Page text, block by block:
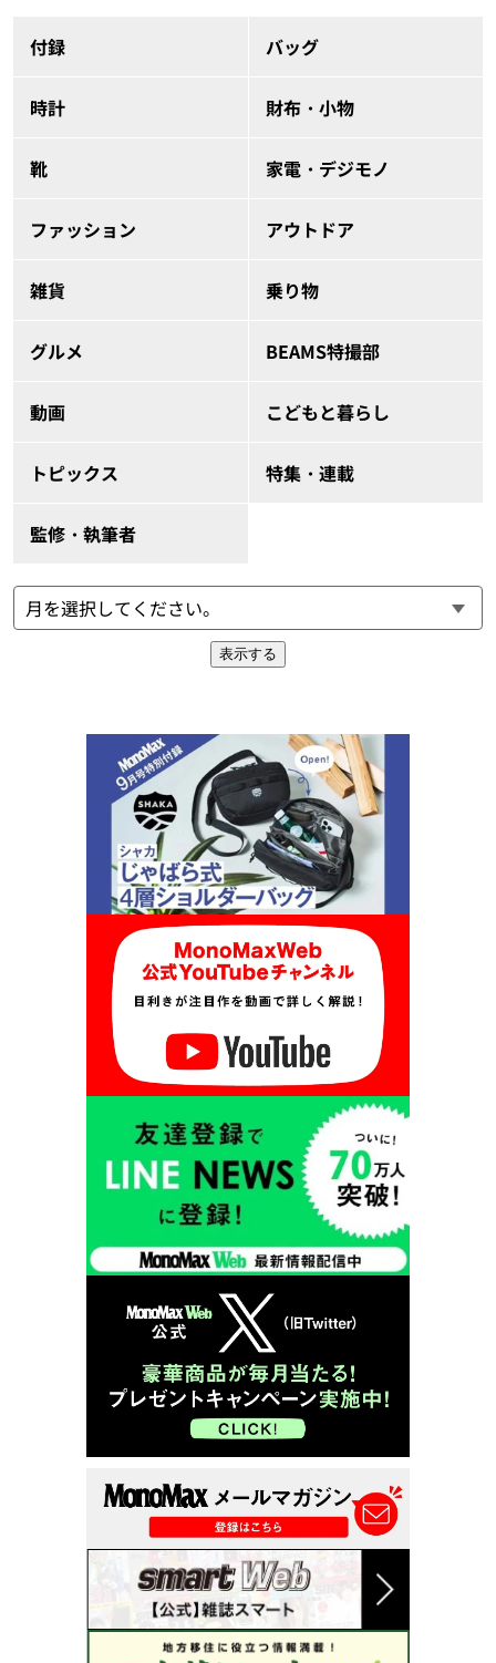
付録 バッグ
時計 財布・小物
靴 家電・デジモノ
ファッション アウトドア
雑貨 乗り物
グルメ BEAMS特撮部
動画 こどもと暮らし
トピックス 特集・連載
監修・執筆者
表示する